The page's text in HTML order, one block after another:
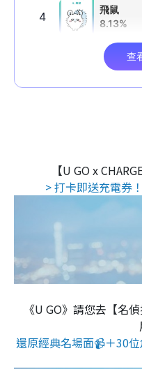
【U GO x
> 打卡即送充電券
《U GO》請您去【名
還原經典名場面📹＋30